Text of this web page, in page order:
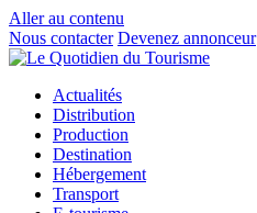
Aller au contenu
Nous contacter Devenez annonceur
Actualités
Distribution
Production
Destination
Hébergement
Transport